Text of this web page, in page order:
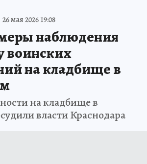
26 мая 2026 19:08
наблюдения
воинских
на кладбище в
на кладбище в
власти Краснодара